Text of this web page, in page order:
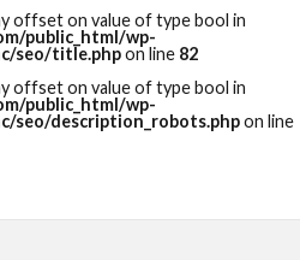
offset on value of type bool in
public_html/wp-
seo/title.phpon line 82
offset on value of type bool in
public_html/wp-
description_robots.phpon line